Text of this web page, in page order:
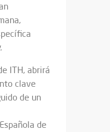
ITH, abrirá
clave
de un
de